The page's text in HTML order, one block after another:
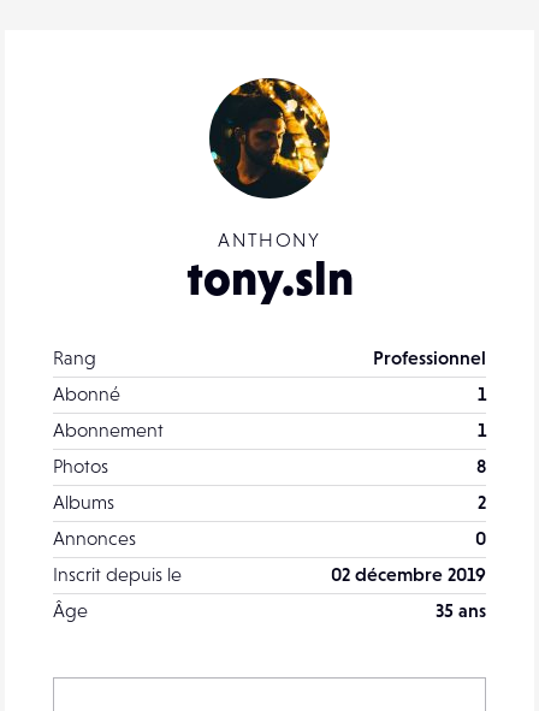
ANTHONY
tony.sln
Rang
Professionnel
Abonné
1
Abonnement
1
Photos
8
Albums
2
Annonces
0
Inscrit depuis le
02 décembre 2019
Âge
35 ans